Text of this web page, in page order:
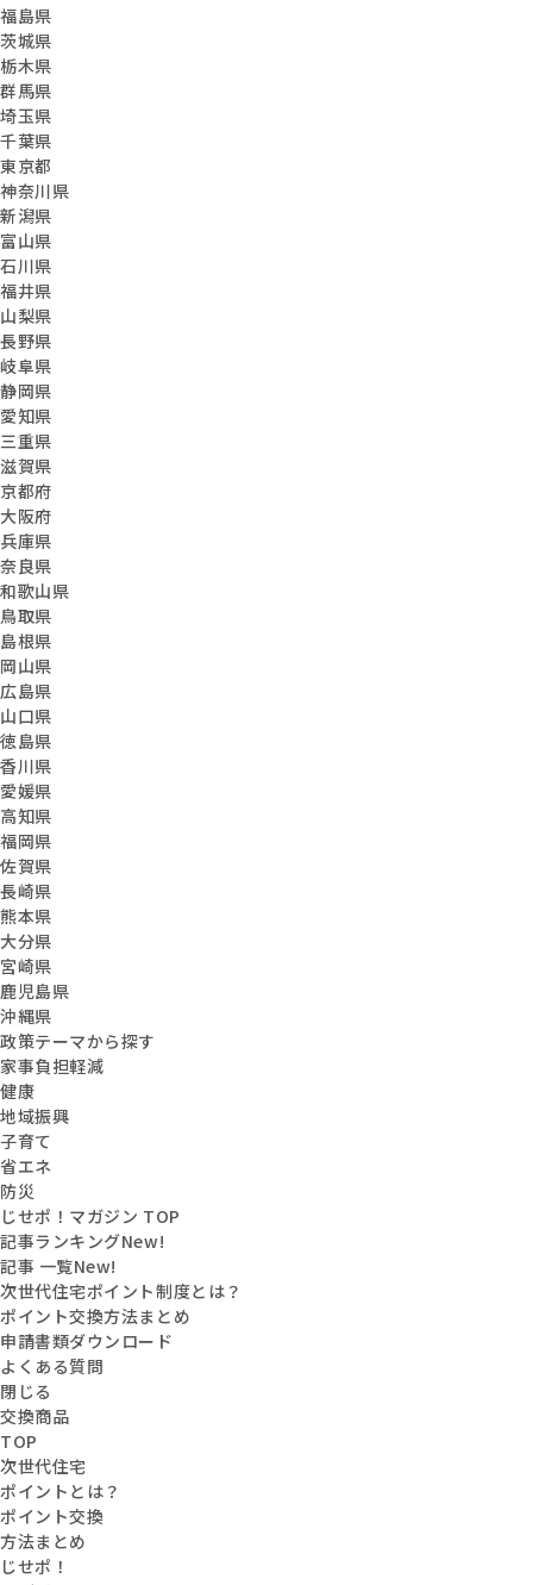
福島県
茨城県
栃木県
群馬県
埼玉県
千葉県
東京都
神奈川県
新潟県
富山県
石川県
福井県
山梨県
長野県
岐阜県
静岡県
愛知県
三重県
滋賀県
京都府
大阪府
兵庫県
奈良県
和歌山県
鳥取県
島根県
岡山県
広島県
山口県
徳島県
香川県
愛媛県
高知県
福岡県
佐賀県
長崎県
熊本県
大分県
宮崎県
鹿児島県
沖縄県
政策テーマから探す
家事負担軽減
健康
地域振興
子育て
省エネ
防災
じせポ！マガジン TOP
記事ランキングNew!
記事 一覧New!
次世代住宅ポイント制度とは？
ポイント交換方法まとめ
申請書類ダウンロード
よくある質問
閉じる
交換商品
TOP
次世代住宅
ポイントとは？
ポイント交換
方法まとめ
じせポ！